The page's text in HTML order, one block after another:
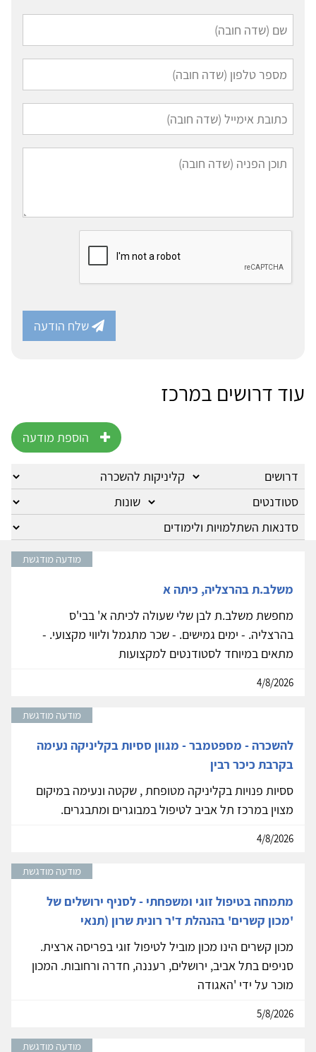
שלח הודעה
עוד דרושים במרכז
הוספת מודעה
מודעה מודגשת
משלב.ת בהרצליה, כיתה א
מחפשת משלב.ת לבן שלי שעולה לכיתה א' בבי'ס
בהרצליה. - ימים גמישים. - שכר מתגמל וליווי מקצועי. -
מתאים במיוחד לסטודנטים למקצועות
4/8/2026
מודעה מודגשת
להשכרה - מספטמבר - מגוון ססיות בקליניקה נעימה
בקרבת כיכר רבין
ססיות פנויות בקליניקה מטופחת , שקטה ונעימה במיקום
מצוין במרכז תל אביב לטיפול במבוגרים ומתבגרים.
4/8/2026
מודעה מודגשת
מתמחה בטיפול זוגי ומשפחתי - לסניף ירושלים של
'מכון קשרים' בהנהלת ד'ר רונית שרון (תנאי
מכון קשרים הינו מכון מוביל לטיפול זוגי בפריסה ארצית.
סניפים בתל אביב, ירושלים, רעננה, חדרה ורחובות. המכון
מוכר על ידי 'האגודה
5/8/2026
מודעה מודגשת